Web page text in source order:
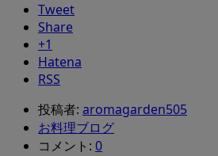
Tweet
Share
+1
Hatena
RSS
投稿者: aromagarden505
お料理ブログ
コメント: 0